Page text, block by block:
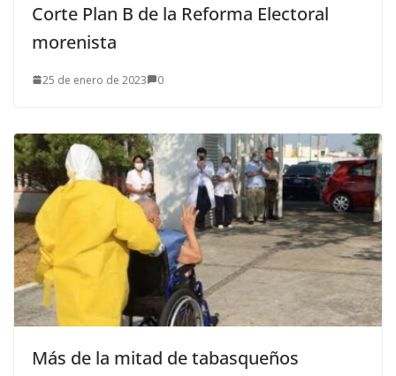
Corte Plan B de la Reforma Electoral
morenista
25 de enero de 2023 0
Más de la mitad de tabasqueños